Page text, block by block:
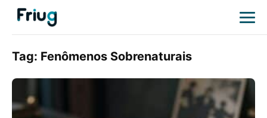
Tag: Fenômenos Sobrenaturais